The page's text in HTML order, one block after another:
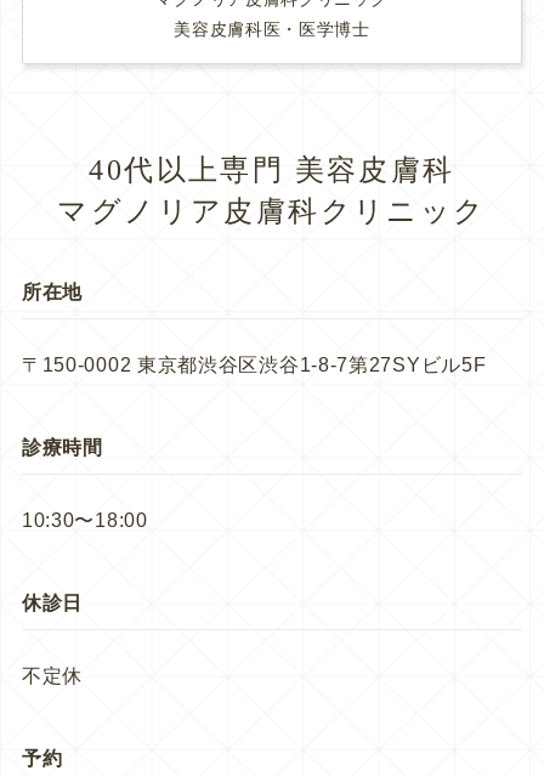
美容皮膚科医・医学博士
40代以上専門 美容皮膚科
マグノリア皮膚科クリニック
所在地
〒150-0002 東京都渋谷区渋谷1-8-7第27SYビル5F
診療時間
10:30〜18:00
休診日
不定休
予約